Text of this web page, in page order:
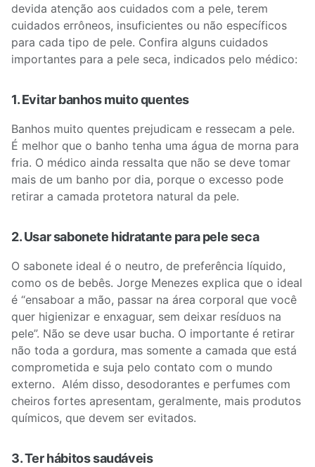
devida atenção aos cuidados com a pele, terem
cuidados errôneos, insuficientes ou não específicos
para cada tipo de pele. Confira alguns cuidados
importantes para a pele seca, indicados pelo médico:
1. Evitar banhos muito quentes
Banhos muito quentes prejudicam e ressecam a pele.
É melhor que o banho tenha uma água de morna para
fria. O médico ainda ressalta que não se deve tomar
mais de um banho por dia, porque o excesso pode
retirar a camada protetora natural da pele.
2. Usar sabonete hidratante para pele seca
O sabonete ideal é o neutro, de preferência líquido,
como os de bebês. Jorge Menezes explica que o ideal
é “ensaboar a mão, passar na área corporal que você
quer higienizar e enxaguar, sem deixar resíduos na
pele”. Não se deve usar bucha. O importante é retirar
não toda a gordura, mas somente a camada que está
comprometida e suja pelo contato com o mundo
externo. Além disso, desodorantes e perfumes com
cheiros fortes apresentam, geralmente, mais produtos
químicos, que devem ser evitados.
3. Ter hábitos saudáveis